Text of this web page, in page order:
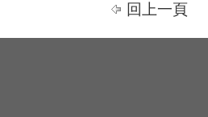
回上一頁